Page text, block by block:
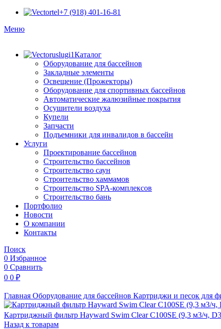
+7 (918) 401-16-81
Меню
Каталог
Оборудование для бассейнов
Закладные элементы
Освещение (Прожекторы)
Оборудование для спортивных бассейнов
Автоматические жалюзийные покрытия
Осушители воздуха
Купели
Запчасти
Подъемники для инвалидов в бассейн
Услуги
Проектирование бассейнов
Строительство бассейнов
Строительство саун
Строительство хаммамов
Строительство SPA-комплексов
Строительство бань
Портфолио
Новости
O компании
Контакты
Поиск
0 Избранное
0 Сравнить
0 0 ₽
Главная Оборудование для бассейнов Картриджи и песок для
Картриджный фильтр Hayward Swim Clear C100SE (9,3 м3/ч,
Назад к товарам